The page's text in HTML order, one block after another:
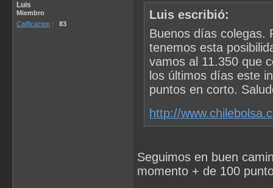
Luis
Miembro
Calificacion : 83
Luis escribió:
Buenos días colegas.
tenemos esta
vamos al 11.350 que
los últimos días este
puntos en corto.
http://
Seguimos en buen
momento + de 100